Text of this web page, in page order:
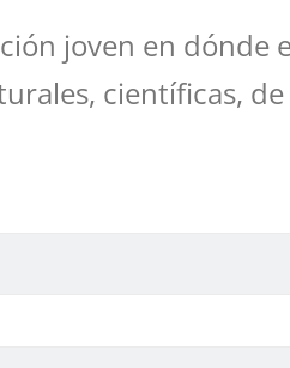
joven en
científicas,